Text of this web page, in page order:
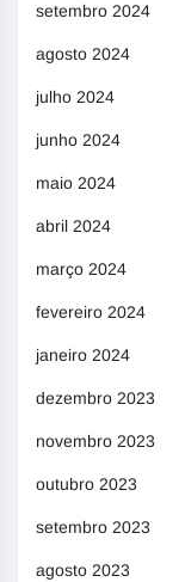
setembro 2024
agosto 2024
julho 2024
junho 2024
maio 2024
abril 2024
março 2024
fevereiro 2024
janeiro 2024
dezembro 2023
novembro 2023
outubro 2023
setembro 2023
agosto 2023